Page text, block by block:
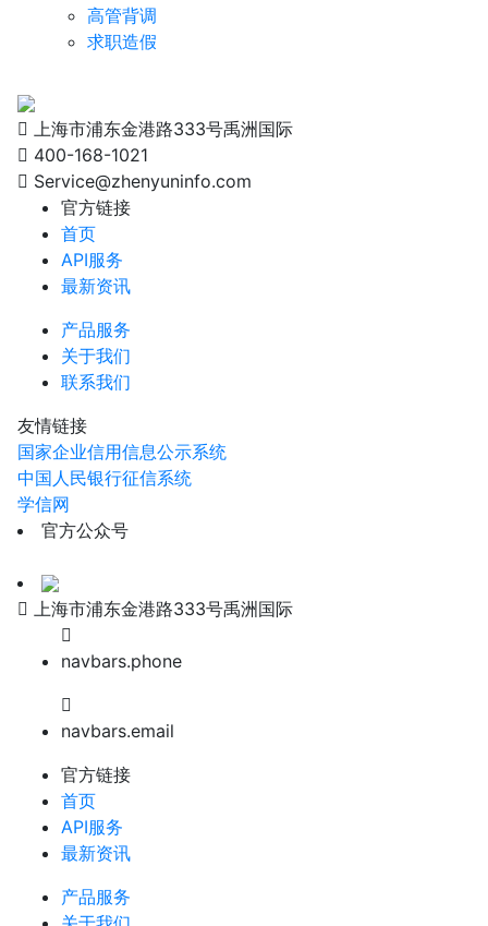
高管背调
求职造假
上海市浦东金港路333号禹洲国际
400-168-1021
Service@zhenyuninfo.com
官方链接
首页
API服务
最新资讯
产品服务
关于我们
联系我们
友情链接
国家企业信用信息公示系统
中国人民银行征信系统
学信网
官方公众号
上海市浦东金港路333号禹洲国际
navbars.phone
navbars.email
官方链接
首页
API服务
最新资讯
产品服务